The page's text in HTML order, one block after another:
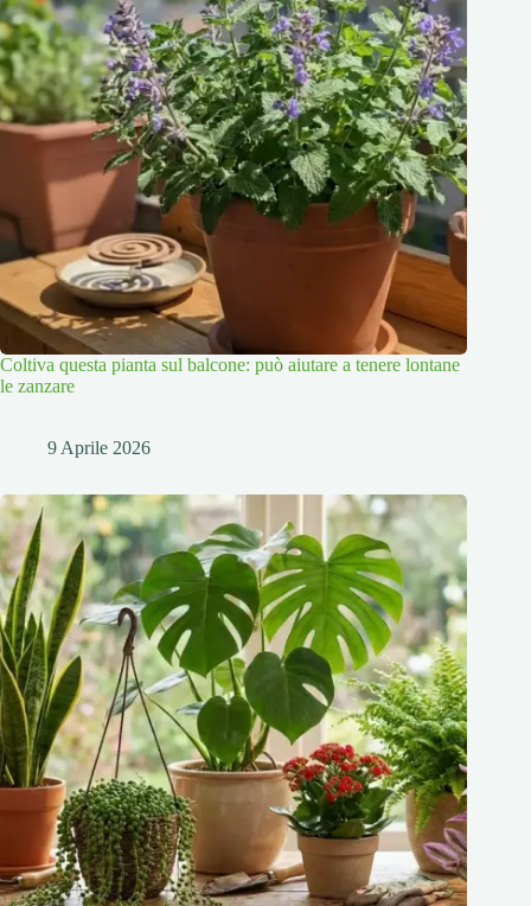
Coltiva questa pianta sul balcone: può aiutare a tenere lontane
le zanzare
9 Aprile 2026